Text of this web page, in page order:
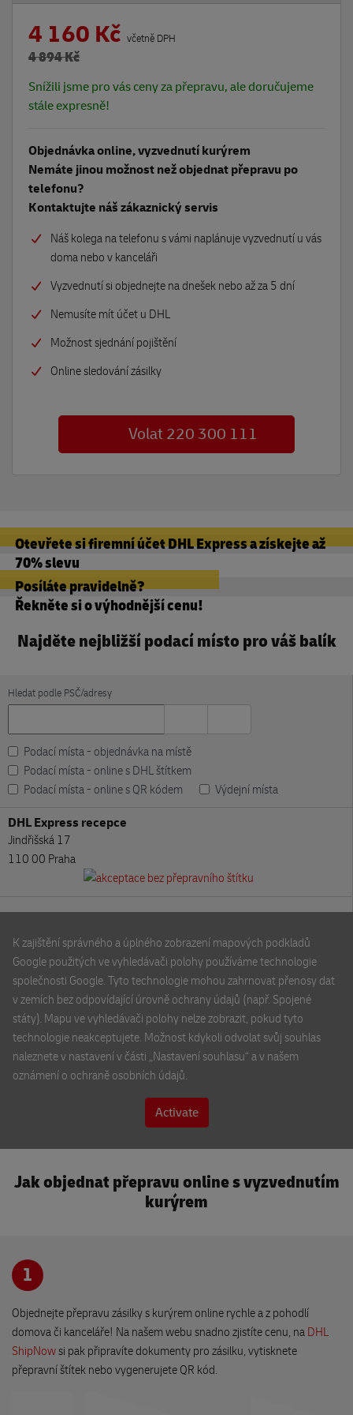
4 160 Kč včetně DPH
4 894 Kč
Snížili jsme pro vás ceny za přepravu, ale doručujeme
stále expresně!
Objednávka online, vyzvednutí kurýrem
Nemáte jinou možnost než objednat přepravu po
telefonu?
Kontaktujte náš zákaznický servis
Náš kolega na telefonu s vámi naplánuje vyzvednutí u vás
doma nebo v kanceláři
Vyzvednutí si objednejte na dnešek nebo až za 5 dní
Nemusíte mít účet u DHL
Možnost sjednání pojištění
Online sledování zásilky
Volat 220 300 111
Otevřete si firemní účet DHL Express a získejte až
70% slevu
Posíláte pravidelně?
Řekněte si o výhodnější cenu!
Najděte nejbližší podací místo pro váš balík
Hledat podle PSČ/adresy
Podací místa - objednávka na místě
Podací místa - online s DHL štítkem
Podací místa - online s QR kódem
Výdejní místa
DHL Express recepce
Jindřišská 17
110 00 Praha
DHL Express recepce
148 00 Praha
CK NATOUR
Rooseveltova 6/8
602 00 Brno
BEST IT s.r.o.
DHL Locker Atrium Flora
Vinohradská 2828/151,
Patro -1, Vstup do parkingu,
130 00 Praha
Trafika a chovatelské potřeby Klorová
K zajištění správného a úplného zobrazení mapových podkladů
Google použitých ve vyhledávači polohy používáme technologie
společnosti Google. Tyto technologie mohou zahrnovat přenosy dat
v zemích bez odpovídající úrovně ochrany údajů (např. Spojené
státy). Mapu ve vyhledávači polohy nelze zobrazit, pokud tyto
technologie neakceptujete. Možnost kdykoli odvolat svůj souhlas
naleznete v nastavení v části „Nastavení souhlasu“ a v našem
oznámení o ochraně osobních údajů.
Activate
×
DHL ServicePoint
DHL Express recepce
Právě otevřeno
Na této recepci odešleme tentýž den
i když podáte odpoledne.
Po-Pá do 18:15
Jak objednat přepravu online s vyzvednutím
kurýrem
1
Objednejte přepravu zásilky s kurýrem online rychle a z pohodlí
domova či kanceláře! Na našem webu snadno zjistíte cenu, na DHL
ShipNowsi pak připravíte dokumenty pro zásilku, vytisknete
přepravní štítek nebo vygenerujete QR kód.